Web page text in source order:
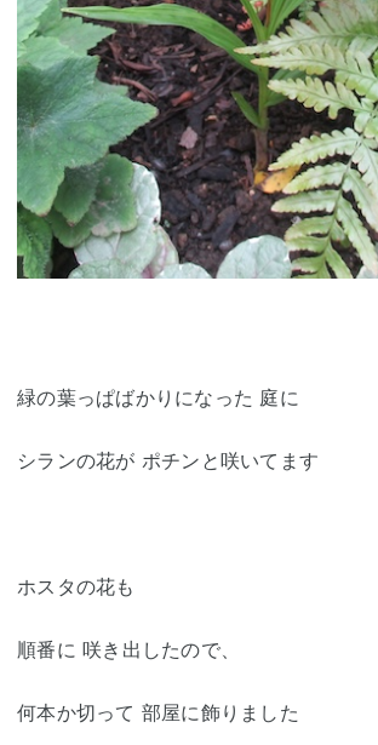
緑の葉っぱばかりになった 庭に
シランの花が ポチンと咲いてます
ホスタの花も
順番に 咲き出したので、
何本か切って 部屋に飾りました